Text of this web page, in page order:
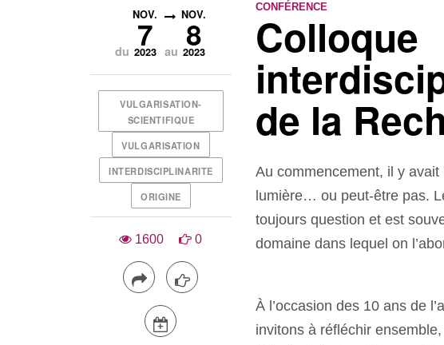
CONFÉRENCE
Colloque
de la
Au commencement, il y avait
lumière… ou peut-être pas.
toujours question et est
domaine dans lequel on
À l’occasion des 10 ans de
invitons à réfléchir
du
NOV.
7
2023 au
NOV.
8
2023
VULGARISATION-
SCIENTIFIQUE
VULGARISATION
INTERDISCIPLINARITE
ORIGINE
1600 0